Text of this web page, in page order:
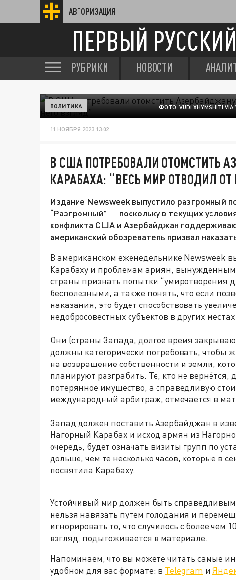
АВТОРИЗАЦИЯ
ПЕРВЫЙ РУССКИЙ
РУБРИКИ НОВОСТИ
ФОТО: VUDI XHYMSHITI VIA
ПОЛИТИКА
11 НОЯБРЯ 2023 13:02
В США ПОТРЕБОВАЛИ ОТОМСТИТЬ
КАРАБАХА: “ВЕСЬ МИР ОТВОДИЛ ОТ
Издание Newsweek выпустило разгромный
“Разгромный” — поскольку в текущих
конфликта США и Азербайджан
американский обозреватель призвал
В американском еженедельнике Newsweek
Карабаху и проблемам армян, вынужденным
страны признать попытки “умиротворения
бесполезными, а также понять, что если
наказания, это будет способствовать
недобросовестных субъектов в других местах.
Они (страны Запада, долгое время
должны категорически потребовать, чтобы
на возвращение собственности и земли,
планируют разграбить. Те, кто не
потерянное имущество, а справедливую
международный арбитраж, отмечается в
Запад должен поставить Азербайджан в
Нагорный Карабах и исход армян из
очередь, будет означать визиты групп по
дольше, чем те несколько часов, которые в
посвятила Карабаху.
Устойчивый мир должен быть справедливым
нельзя навязать путем голодания и
игнорировать то, что случилось с более чем
взгляд, подытоживается в материале.
Напоминаем, что вы можете читать самые
удобном для вас формате: в Telegram и